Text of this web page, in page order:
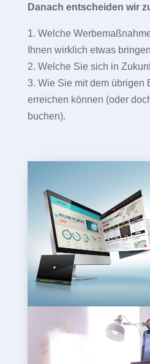
Danach entscheiden wir
1. Welche
Ihnen wirklich etwas
2. Welche Sie sich in
3. Wie Sie mit dem übrigen
erreichen können (oder
buchen).